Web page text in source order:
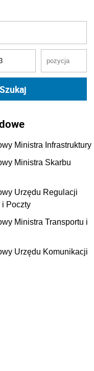
Ministra Infrastruktury
Ministra Skarbu
Urzędu Regulacji
i Poczty
Ministra Transportu i
Urzędu Komunikacji